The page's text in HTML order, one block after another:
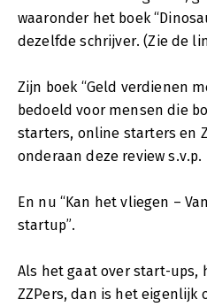
waaronder het boek
dezelfde schrijver. (Zie de
Zijn boek “Geld verdienen
bedoeld voor mensen die
starters, online starters en
onderaan deze review s.v.p.
En nu “Kan het vliegen –
startup”.
Als het gaat over start-ups,
ZZPers, dan is het eigenlijk